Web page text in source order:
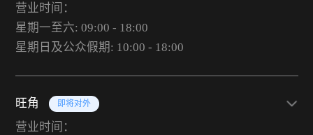
营业时间：
星期一至六: 09:00 - 18:00
星期日及公众假期: 10:00 - 18:00
旺角 即将对外
营业时间：